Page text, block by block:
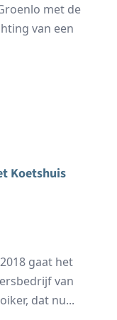
met de
van een
Koetshuis
gaat het
van
dat nu...